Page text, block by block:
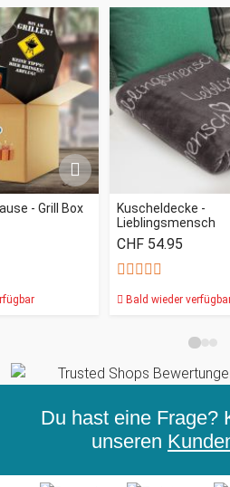
- Grill Box
Kuscheldecke -
Lieblingsmensch
CHF 54.95
Bald wieder
Du hast eine Frage?
unseren